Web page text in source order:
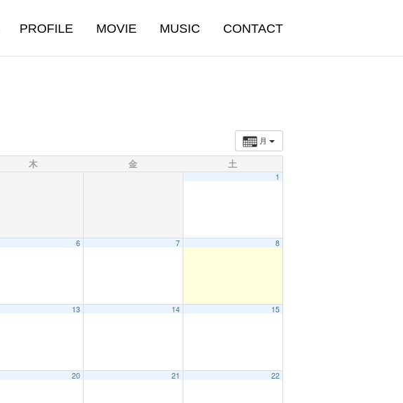
PROFILE MOVIE MUSIC CONTACT
月
木 金 土
1
6 7 8
13 14 15
20 21 22